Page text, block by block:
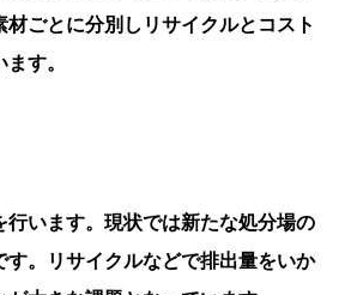
材ごとに分別しリサイクルとコスト
す。
行います。現状では新たな処分場の
す。リサイクルなどで排出量をいか